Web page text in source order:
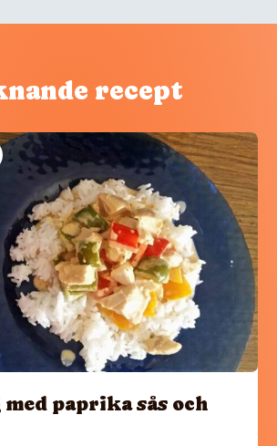
recept
paprika sås och